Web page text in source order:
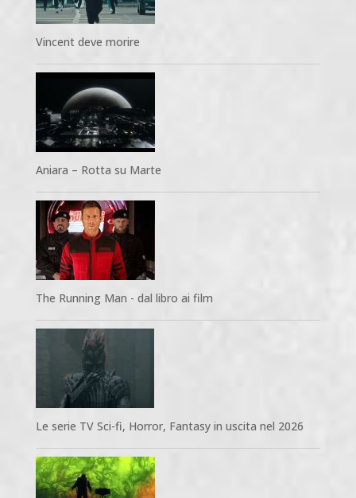
Vincent deve morire
Aniara – Rotta su Marte
The Running Man - dal libro ai film
Le serie TV Sci-fi, Horror, Fantasy in uscita nel 2026